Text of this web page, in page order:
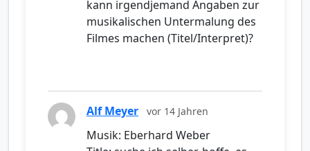
kann irgendjemand Angaben zur
musikalischen Untermalung des
Filmes machen (Titel/Interpret)?
Alf Meyer vor 14 Jahren
Musik: Eberhard Weber